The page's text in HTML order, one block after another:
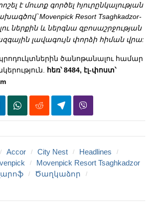
է մուտք գործել հյուրընկալության
Movenpick Resort Tsaghkadzor-
ներքին և ներգնա զբոսաշրջության
լավագույն փորձի հիման վրա:
ծանոթանալու համար
հեռ՝ 8484, էլ-փոստ՝
Accor City Nest
Headlines
Movenpick Resort Tsaghkadzor
Ծաղկաձոր